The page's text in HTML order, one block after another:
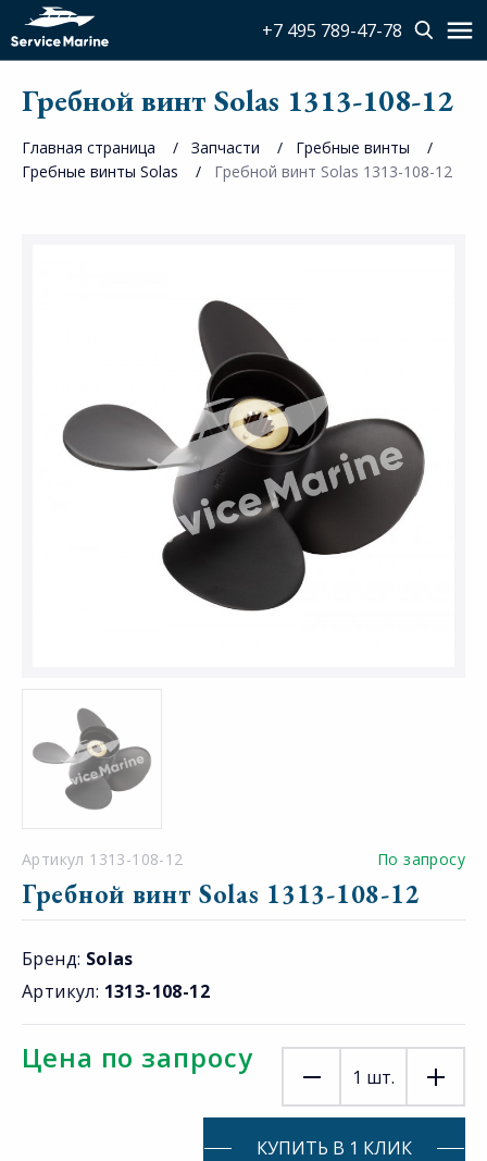
+7 495 789-47-78
Гребной винт Solas 1313-108-12
Главная страница Запчасти
Гребные винты
Гребные винты Solas
Гребной винт Solas 1313-108-12
Артикул 1313-108-12 По запросу
Гребной винт Solas 1313-108-12
Бренд: Solas
Артикул: 1313-108-12
Цена по запросу
1 шт.
КУПИТЬ В 1 КЛИК